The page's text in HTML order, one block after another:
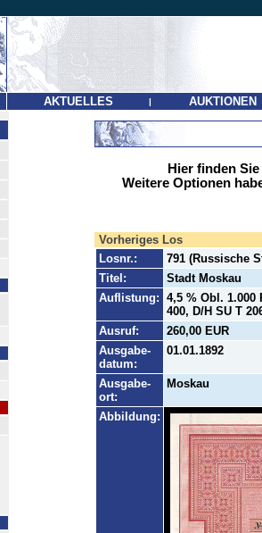
AKTUELLES | AUKTIONEN
Hier finden
Weitere Optionen
Vorheriges Los
Losnr.:
791 (Russische
Titel:
Stadt Moskau
Auflistung: 4,5 % Obl. 1.000
400, D/H SU T
Ausruf:
260,00 EUR
Ausgabe-
datum:
01.01.1892
Ausgabe-
ort:
Moskau
Abbildung: